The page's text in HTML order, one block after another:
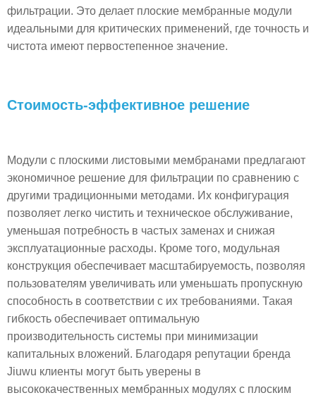
фильтрации. Это делает плоские мембранные модули
идеальными для критических применений, где точность и
чистота имеют первостепенное значение.
Стоимость-эффективное решение
Модули с плоскими листовыми мембранами предлагают
экономичное решение для фильтрации по сравнению с
другими традиционными методами. Их конфигурация
позволяет легко чистить и техническое обслуживание,
уменьшая потребность в частых заменах и снижая
эксплуатационные расходы. Кроме того, модульная
конструкция обеспечивает масштабируемость, позволяя
пользователям увеличивать или уменьшать пропускную
способность в соответствии с их требованиями. Такая
гибкость обеспечивает оптимальную
производительность системы при минимизации
капитальных вложений. Благодаря репутации бренда
Jiuwu клиенты могут быть уверены в
высококачественных мембранных модулях с плоским